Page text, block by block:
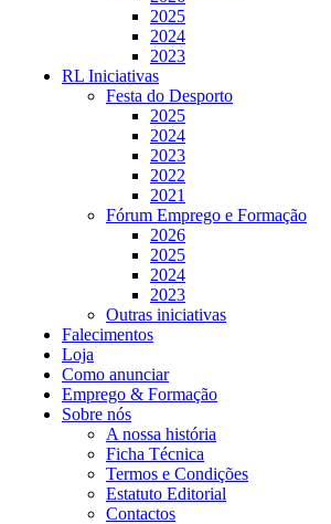
2025
2024
2023
RL Iniciativas
Festa do Desporto
2025
2024
2023
2022
2021
Fórum Emprego e Formação
2026
2025
2024
2023
Outras iniciativas
Falecimentos
Loja
Como anunciar
Emprego & Formação
Sobre nós
A nossa história
Ficha Técnica
Termos e Condições
Estatuto Editorial
Contactos